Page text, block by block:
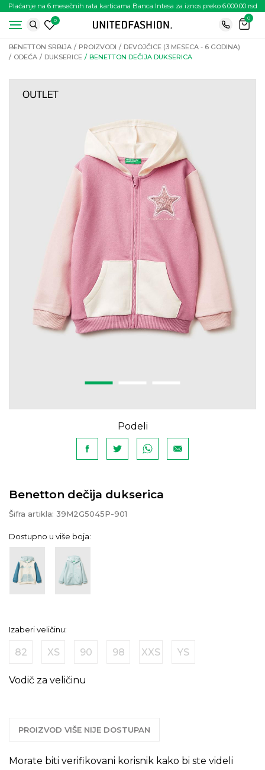
Plaćanje na 6 mesečnih rata karticama Banca Intesa za iznos preko 6.000.00 rsd
0
0
BENETTON SRBIJA PROIZVODI
DEVOJČICE (3 MESECA - 6 GODINA)
ODEĆA
DUKSERICE BENETTON DEČIJA DUKSERICA
Podeli
Benetton dečija dukserica
Šifra artikla: 39M2G5045P-901
Dostupno u više boja:
Izaberi veličinu:
82 XS 90 98 XXS YS
Vodič za veličinu
PROIZVOD VIŠE NIJE DOSTUPAN
Morate biti verifikovani korisnik kako bi ste videli